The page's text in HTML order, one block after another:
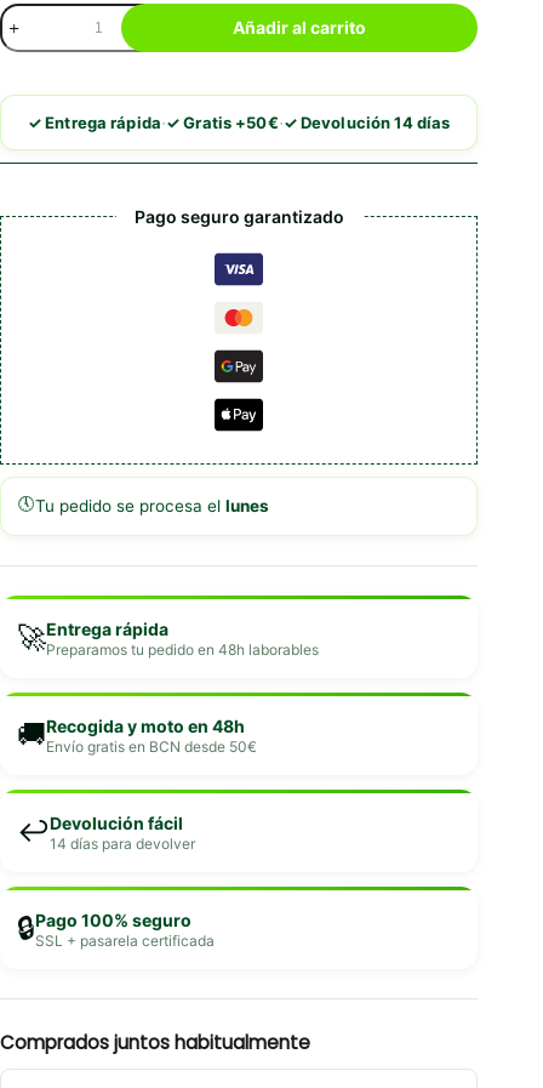
Brit
Care
Crunchy
Insectos
Con
Atun
cantidad
Añadir al carrito
✓ Entrega rápida·✓ Gratis +50€·✓ Devolución 14 días
Pago seguro garantizado
🕔Tu pedido se procesa el lunes
🚀Entrega rápida
Preparamos tu pedido en 48h laborables
🚚Recogida y moto en 48h
Envío gratis en BCN desde 50€
↩️Devolución fácil
14 días para devolver
🔒Pago 100% seguro
SSL + pasarela certificada
Comprados juntos habitualmente